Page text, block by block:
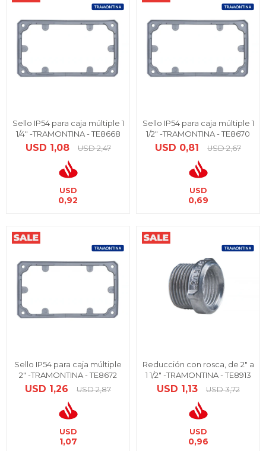
Sello IP54 para caja múltiple 1
1/4" -TRAMONTINA - TE8668
USD 1,08 USD 2,47
USD
0,92
Sello IP54 para caja múltiple 1
1/2" -TRAMONTINA - TE8670
USD 0,81 USD 2,67
USD
0,69
Sello IP54 para caja múltiple
2" -TRAMONTINA - TE8672
USD 1,26 USD 2,87
USD
1,07
Reducción con rosca, de 2" a
1 1/2" -TRAMONTINA - TE8913
USD 1,13 USD 3,72
USD
0,96